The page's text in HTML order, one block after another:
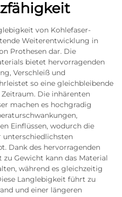
von Kohlefaser-
Weiterentwicklung in
Prothesen dar. Die
bietet hervorragenden
Verschleiß und
so eine gleichbleibende
Die inhärenten
machen es hochgradig
Einflüssen, wodurch die
Dank des hervorragenden
Gewicht kann das Material
während es gleichzeitig
Langlebigkeit führt zu
und einer längeren